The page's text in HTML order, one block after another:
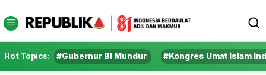
Hot Topics: #Gubernur BI Mundur #Kongres Umat Islam